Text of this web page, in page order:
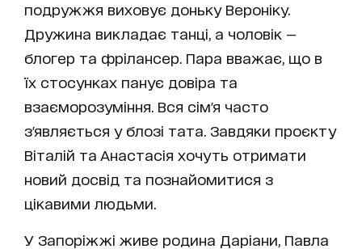
подружжя виховує доньку Вероніку.
Дружина викладає танці, а чоловік —
блогер та фрілансер. Пара вважає, що в
їх стосунках панує довіра та
взаєморозуміння. Вся сім'я часто
з'являється у блозі тата. Завдяки проєкту
Віталій та Анастасія хочуть отримати
новий досвід та познайомитися з
цікавими людьми.
У Запоріжжі живе родина Даріани, Павла